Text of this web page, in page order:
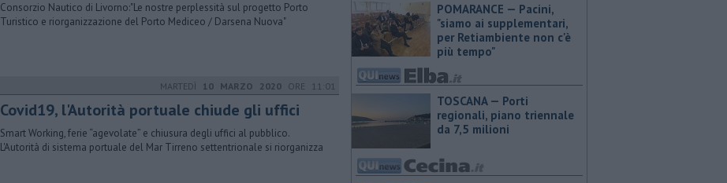
Consorzio Nautico di Livorno:"Le nostre perplessità sul progetto Porto
Turistico e riorganizzazione del Porto Mediceo / Darsena Nuova"
MARTEDÌ 10 MARZO 2020 ORE 11:01
Covid19, l'Autorità portuale chiude gli uffici
Smart Working, ferie “agevolate” e chiusura degli uffici al pubblico.
L'Autorità di sistema portuale del Mar Tirreno settentrionale si riorganizza
POMARANCE — Pacini,
"siamo ai supplementari,
per Retiambiente non c'è
più tempo"
TOSCANA — Porti
regionali, piano triennale
da 7,5 milioni